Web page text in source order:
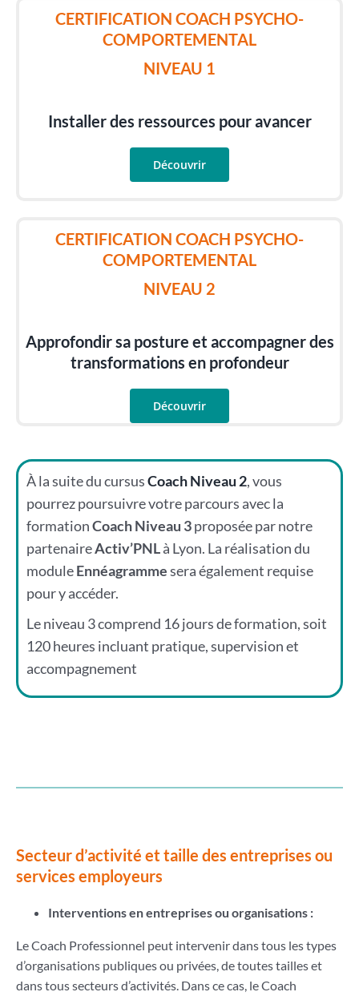
CERTIFICATION COACH PSYCHO-
COMPORTEMENTAL
NIVEAU 1
Installer des ressources pour avancer
Découvrir
CERTIFICATION COACH PSYCHO-
COMPORTEMENTAL
NIVEAU 2
Approfondir sa posture et accompagner des
transformations en profondeur
Découvrir
À la suite du cursusCoach Niveau 2, vous
pourrez poursuivre votre parcours avec la
formationCoach Niveau 3proposée par notre
partenaireActiv’PNLà Lyon. La réalisation du
moduleEnnéagrammesera également requise
pour y accéder.
Le niveau 3 comprend 16 jours de formation, soit
120 heures incluant pratique, supervision et
accompagnement
Secteur d’activité et taille des entreprises ou
services employeurs
Interventions en entreprises ou organisations :
Le Coach Professionnel peut intervenir dans tous les types
d’organisations publiques ou privées, de toutes tailles et
dans tous secteurs d’activités. Dans ce cas, le Coach